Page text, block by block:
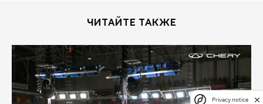
ЧИТАЙТЕ ТАКЖЕ
Privacy notice